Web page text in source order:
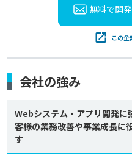
無料で開
この企
会社の強み
Webシステム・アプリ開発に
客様の業務改善や事業成長に
す